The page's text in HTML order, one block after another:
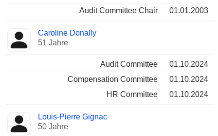
Audit Committee Chair
01.01.2003
Caroline Donally
51 Jahre
Audit Committee
01.10.2024
Compensation Committee
01.10.2024
HR Committee
01.10.2024
Louis-Pierre Gignac
50 Jahre